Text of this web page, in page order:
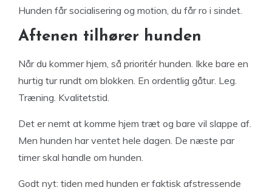
Hunden får socialisering og motion, du får ro i sindet.
Aftenen tilhører hunden
Når du kommer hjem, så prioritér hunden. Ikke bare en
hurtig tur rundt om blokken. En ordentlig gåtur. Leg.
Træning. Kvalitetstid.
Det er nemt at komme hjem træt og bare vil slappe af.
Men hunden har ventet hele dagen. De næste par
timer skal handle om hunden.
Godt nyt: tiden med hunden er faktisk afstressende